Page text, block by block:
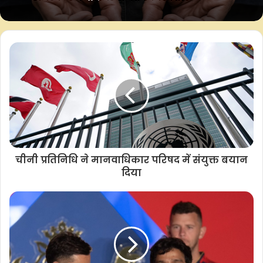
धनखड़ ने पंजाब में किसानों को जबरन सड़क से हटाने को दुर्भाग्यपूर्ण बताया
उन्हें ‘मेहमान’ बताया था, लेकिन अब किसानों को इस तरह से उठाया जाना
निंदनीय है। उन्होंने यह सवाल भी उठाया कि हरियाणा की तरह पंजाब किसानों
को फसलों पर एमएसपी क्यों नहीं देता।
धनखड़ ने हरियाणा के बजट को राज्य के विकास के लिए एक ऐतिहासिक
कदम बताते हुए, इसे हरियाणा के भविष्य को सुदृढ़ बनाने की दिशा में महत्वपूर्ण
कदम बताया।
एकेएस/सीबीटी
डायरेक्टर के ड्राइवर समेत 5 गिरफ्तार
अखिलेश यादव का तंज, बोले- बेसुध को सब
माफ, जनता इन्हें क्षमा करने के मूड में नहीं
चीनी प्रतिनिधि ने मानवाधिकार परिषद में संयुक्त बयान
दिया